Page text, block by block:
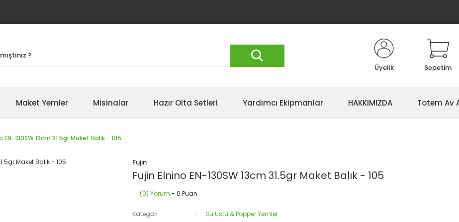
Üyelik Sepetim
Maket Yemler Misinalar Hazır Olta Setleri Yardımcı Ekipmanlar HAKKIMIZDA Totem Av
EN-130SW 13cm 31.5gr Maket Balık - 105
Fujin
Fujin Elnino EN-130SW 13cm 31.5gr Maket Balık - 105
(0) Yorum - 0 Puan
Kategori
Su Üstü & Popper Yemler